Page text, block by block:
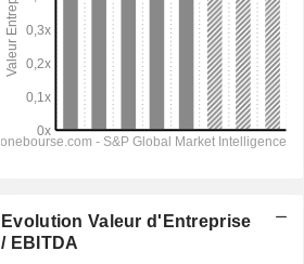
Evolution Valeur d'Entreprise
/ EBITDA